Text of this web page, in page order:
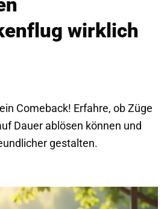
wirklich
Comeback! Erfahre, ob Züge
Dauer ablösen können und
gestalten.